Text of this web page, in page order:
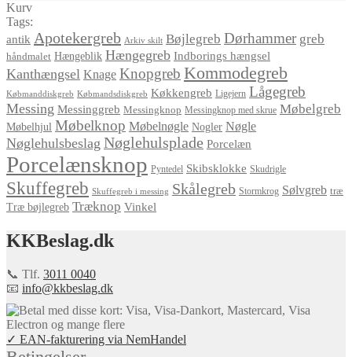
Kurv
Tags:
antik Apotekergreb Arkiv skilt Bøjlegreb Dørhammer greb
håndmalet Hængeblik Hængegreb Indborings hængsel
Kanthængsel Knage Knopgreb Kommodegreb
Købmanddiskgreb Købmandsdiskgreb Køkkengreb Ligejern Lågegreb
Messing Messinggreb Messingknop Messingknop med skrue Møbelgreb
Møbelhjul Møbelknop Møbelnøgle Nogler Nøgle
Nøglehulsbeslag Nøglehulsplade Porcelæn
Porcelænsknop Pyntedel Skibsklokke Skudrigle
Skuffegreb Skuffegreb i messing Skålegreb Stormkrog Sølvgreb træ
Træ bøjlegreb Træknop Vinkel
KKBeslag.dk
📞 Tlf. 3011 0040
📧 info@kkbeslag.dk
✓ EAN-fakturering via NemHandel